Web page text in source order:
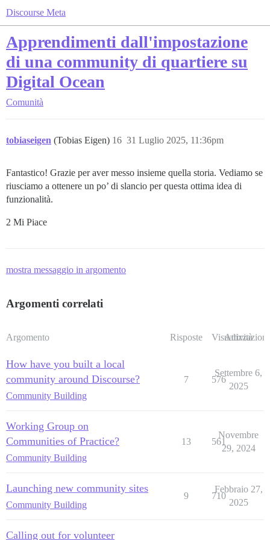
Discourse Meta
Apprendimenti dall'impostazione
di una community di quartiere su
Digital Ocean
Comunità
tobiaseigen (Tobias Eigen) 31 Luglio 2025, 11:36pm
16
Fantastico! Grazie per aver messo insieme quella storia. Vediamo se
riusciamo a ottenere un po’ di slancio per questa ottima idea di
funzionalità.
2 Mi Piace
mostra messaggio in argomento
Argomenti correlati
Argomento Risposte Visualizzazioni
Attività
How have you built a local
community around Discourse?
Community Building
7 576
Settembre 6,
2025
Working Group on
Communities of Practice?
Community Building
13 561
Novembre
29, 2024
Launching new community sites
Community Building
9 710
Febbraio 27,
2025
Calling out for volunteer